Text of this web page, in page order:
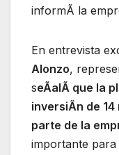
informÃ la
En entrevista
Alonzo,
seÃalÃ que la
inversiÃn de
parte de la
importante para